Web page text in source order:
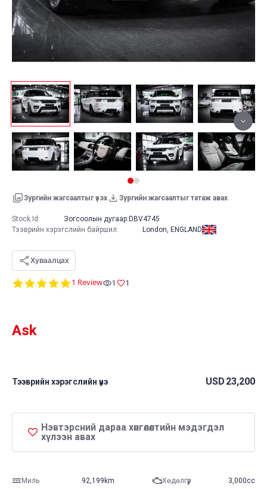
Зургийн жагсаалтыг үзэх Зургийн жагсаалтыг татаж авах
5.0
1 Review 1 1
Ask
Тээврийн хэрэгслийн үнэ USD 23,200
Нэвтэрсний дараа хөнгөлөлтийн мэдэгдэл
хүлээн авах
Миль 92,199km Хөдөлгүүр 3,000cc
Stock Id: Зогсоолын дугаар: DBV4745
Тээврийн хэрэгслийн байршил: London, ENGLAND
Хуваалцах